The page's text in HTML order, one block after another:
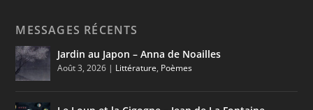
MESSAGES RÉCENTS
Jardin au Japon – Anna de Noailles
Août 3, 2026 | Littérature, Poèmes